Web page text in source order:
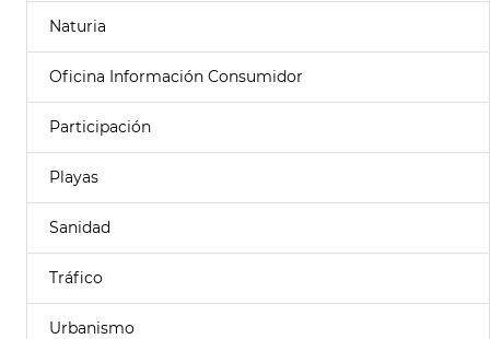
Naturia
Oficina Información Consumidor
Participación
Playas
Sanidad
Tráfico
Urbanismo